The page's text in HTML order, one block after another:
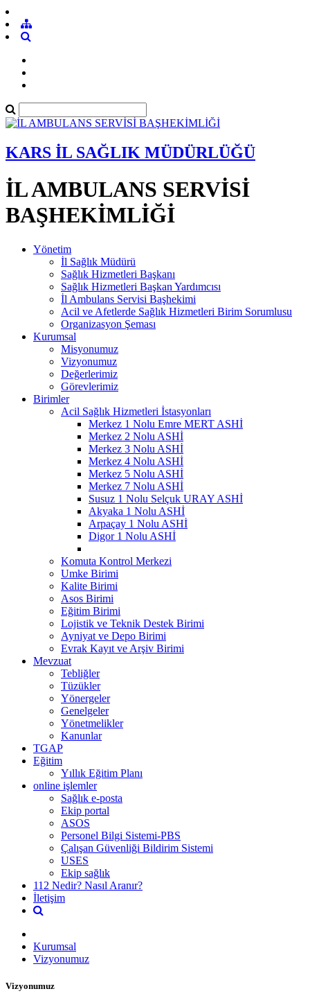
KARS İL SAĞLIK MÜDÜRLÜĞÜ
İL AMBULANS SERVİSİ
BAŞHEKİMLİĞİ
Yönetim
İl Sağlık Müdürü
Sağlık Hizmetleri Başkanı
Sağlık Hizmetleri Başkan Yardımcısı
İl Ambulans Servisi Başhekimi
Acil ve Afetlerde Sağlık Hizmetleri Birim Sorumlusu
Organizasyon Şeması
Kurumsal
Misyonumuz
Vizyonumuz
Değerlerimiz
Görevlerimiz
Birimler
Acil Sağlık Hizmetleri İstasyonları
Merkez 1 Nolu Emre MERT ASHİ
Merkez 2 Nolu ASHİ
Merkez 3 Nolu ASHİ
Merkez 4 Nolu ASHİ
Merkez 5 Nolu ASHİ
Merkez 7 Nolu ASHİ
Susuz 1 Nolu Selçuk URAY ASHİ
Akyaka 1 Nolu ASHİ
Arpaçay 1 Nolu ASHİ
Digor 1 Nolu ASHİ
Komuta Kontrol Merkezi
Umke Birimi
Kalite Birimi
Asos Birimi
Eğitim Birimi
Lojistik ve Teknik Destek Birimi
Ayniyat ve Depo Birimi
Evrak Kayıt ve Arşiv Birimi
Mevzuat
Tebliğler
Tüzükler
Yönergeler
Genelgeler
Yönetmelikler
Kanunlar
TGAP
Eğitim
Yıllık Eğitim Planı
online işlemler
Sağlık e-posta
Ekip portal
ASOS
Personel Bilgi Sistemi-PBS
Çalışan Güvenliği Bildirim Sistemi
USES
Ekip sağlık
112 Nedir? Nasıl Aranır?
İletişim
Kurumsal
Vizyonumuz
Vizyonumuz